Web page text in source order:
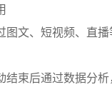
图文、短视频、直
结束后通过数据分